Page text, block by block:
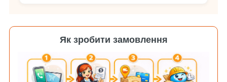
Як зробити замовлення